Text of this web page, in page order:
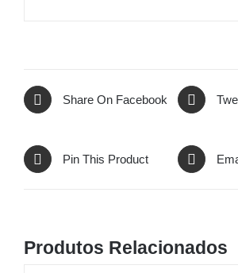
Share On Facebook
Pin This Product
Produtos Relacionados